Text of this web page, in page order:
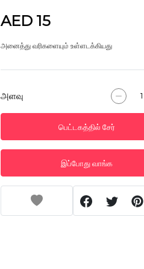
AED 15
அனைத்து வரிகளையும் உள்ளடக்கியது
அளவு
பெட்டகத்தில் சேர்
இப்போது வாங்க